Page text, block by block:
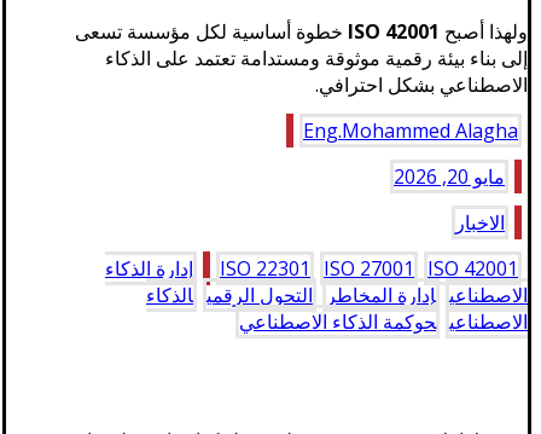
ولهذا أصبح ISO 42001 خطوة أساسية لكل مؤسسة تسعى
إلى بناء بيئة رقمية موثوقة ومستدامة تعتمد على الذكاء
الاصطناعي بشكل احترافي.
Eng.Mohammed Alagha
مايو 20, 2026
الاخبار
ISO 22301
ISO 27001 ISO 42001
إدارة الذكاء
الاصطناعي إدارة المخاطر التحول الرقمي الذكاء
الاصطناعي حوكمة الذكاء الاصطناعي